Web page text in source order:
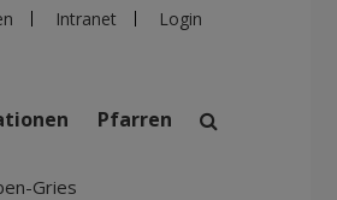
Intranet Login
Pfarren
Gries